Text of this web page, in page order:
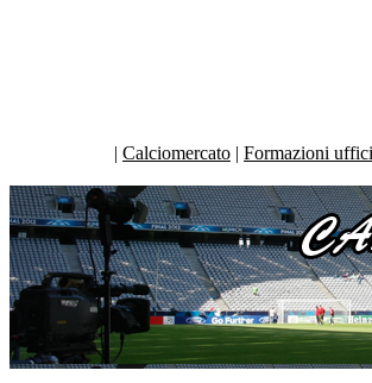
| Calciomercato | Formazioni